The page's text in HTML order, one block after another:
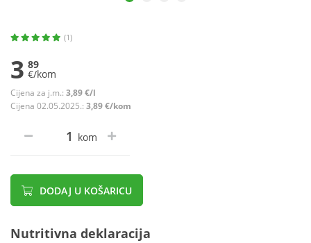
(1)
3 89
€/kom
Cijena za j.m.: 3,89 €/l
Cijena 02.05.2025.: 3,89 €/kom
kom
DODAJ U KOŠARICU
Nutritivna deklaracija